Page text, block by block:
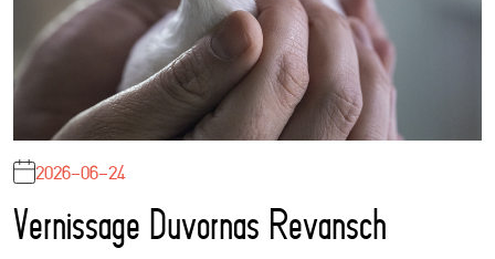
2026-06-24
Vernissage Duvornas Revansch